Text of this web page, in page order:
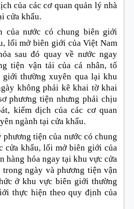
của các cơ quan quản lý nhà
cửa khẩu.
của nước có chung biên giới
lối mở biên giới của Việt Nam
sau đó quay về nước ngay
tiện vận tải của cá nhân, tổ
thường xuyên qua lại khu
không phải kê khai tờ khai
phương tiện nhưng phải chịu
kiểm dịch của các cơ quan
ngành tại cửa khẩu.
phương tiện của nước có chung
cửa khẩu, lối mở biên giới của
hàng hóa ngay tại khu vực cửa
ngày và phương tiện vận
ở khu vực biên giới thường
thực hiện theo quy định của